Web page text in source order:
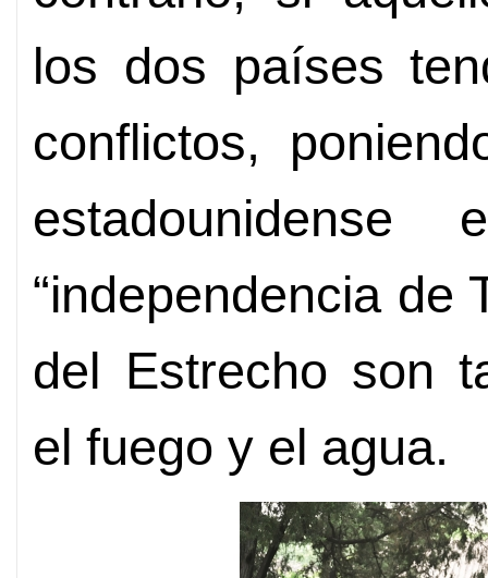
los dos países
conflictos,
“independencia de
del Estrecho son
el fuego y el agua.